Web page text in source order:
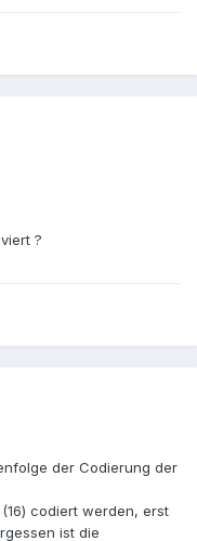
?
der Codierung der
codiert werden, erst
ist die